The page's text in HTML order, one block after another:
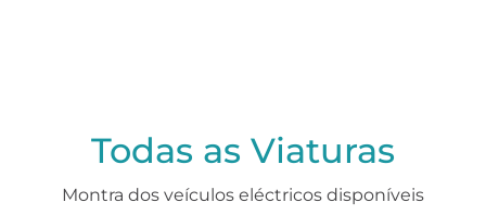
Todas as Viaturas
Montra dos veículos eléctricos disponíveis